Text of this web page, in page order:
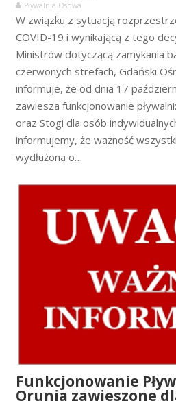
Pływalnia Osowa
W związku z sytuacją
COVID-19 i wynikającą z tego
Ministrów dotyczącą zamykania
czerwonych strefach, Gdański
informuje, że od dnia 17
zawiesza funkcjonowanie
oraz Stogi dla osób
informujemy, że ważność
wydłużona o…
Funkcjonowanie
Orunia zawieszone